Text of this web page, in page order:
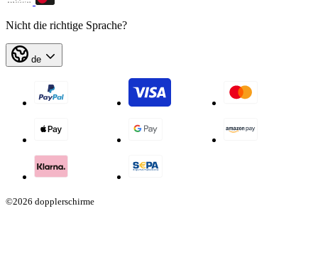
Nicht die richtige Sprache?
de
©2026 dopplerschirme